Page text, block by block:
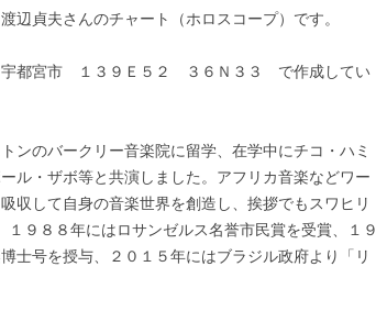
辺貞夫さんのチャート（ホロスコープ）です。
都宮市 １３９Ｅ５２ ３６Ｎ３３ で作成してい
ンのバークリー音楽院に留学、在学中にチコ・ハミ
ル・ザボ等と共演しました。アフリカ音楽などワー
収して自身の音楽世界を創造し、挨拶でもスワヒリ
９８８年にはロサンゼルス名誉市民賞を受賞、１９
士号を授与、２０１５年にはブラジル政府より「リ